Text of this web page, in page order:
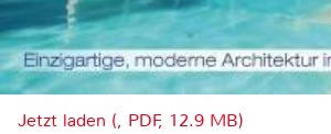
Jetzt laden (, PDF, 12.9 MB)